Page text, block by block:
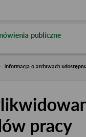
publiczne
Informacja o archiwach
pracy